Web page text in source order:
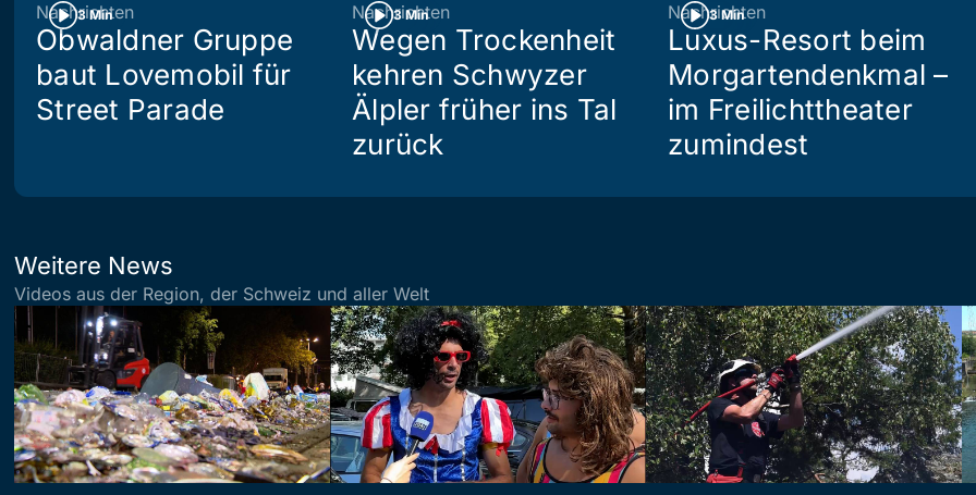
3 Min
Nachrichten
Obwaldner Gruppe
baut Lovemobil für
Street Parade
3 Min
Nachrichten
Wegen Trockenheit
kehren Schwyzer
Älpler früher ins Tal
zurück
3 Min
Nachrichten
Luxus-Resort beim
Morgartendenkmal –
im Freilichttheater
zumindest
Weitere News
Videos aus der Region, der Schweiz und aller Welt